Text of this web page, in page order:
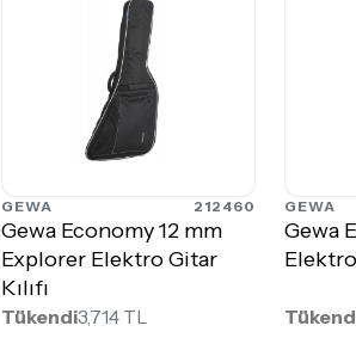
GEWA 212460
Gewa Economy 12 mm
Explorer Elektro Gitar
Kılıfı
Tükendi3,714 TL
GEWA
Gewa
Elektro